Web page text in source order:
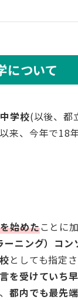
について
学校(以後、都
来、今年で18
始めたことに加
ニング）コン
としても指定
を受けていち
都内でも最先